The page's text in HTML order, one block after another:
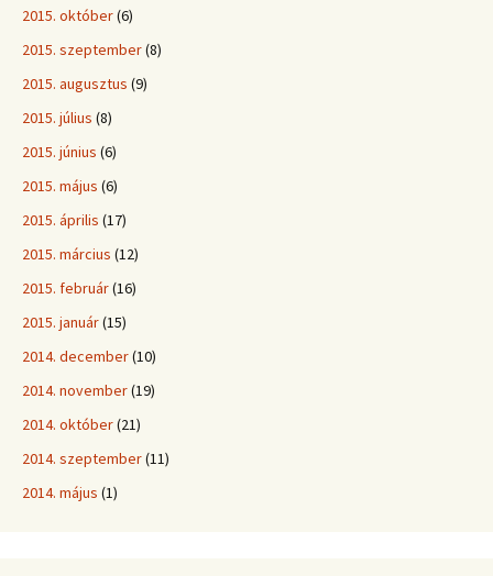
2015. október(6)
2015. szeptember(8)
2015. augusztus (9)
2015. július (8)
2015. június (6)
2015. május (6)
2015. április (17)
2015. március (12)
2015. február(16)
2015. január(15)
2014. december(10)
2014. november(19)
2014. október(21)
2014. szeptember(11)
2014. május (1)